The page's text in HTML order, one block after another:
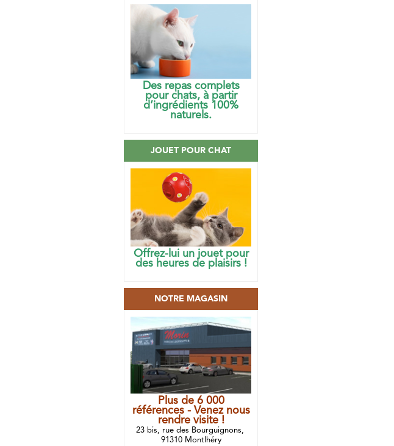
Des repas complets
pour chats, à partir
d’ingrédients 100%
naturels.
JOUET POUR CHAT
Offrez-lui un jouet pour
des heures de plaisirs !
NOTRE MAGASIN
Plus de 6 000
références - Venez nous
rendre visite !
23 bis, rue des Bourguignons,
91310 Montlhéry